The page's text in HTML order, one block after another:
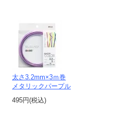
太さ3.2mm×3ｍ巻
メタリックパープル
495円(税込)